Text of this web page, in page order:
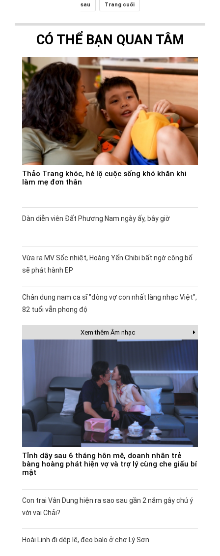
sau
Trang cuối
CÓ THỂ BẠN QUAN TÂM
Thảo Trang khóc, hé lộ cuộc sống khó khăn khi
làm mẹ đơn thân
Dàn diễn viên Đất Phương Nam ngày ấy, bây giờ
Vừa ra MV Sốc nhiệt, Hoàng Yến Chibi bất ngờ công bố
sẽ phát hành EP
Chân dung nam ca sĩ "đông vợ con nhất làng nhạc Việt",
82 tuổi vẫn phong độ
Xem thêm Âm nhạc
Tỉnh dậy sau 6 tháng hôn mê, doanh nhân trẻ
bàng hoàng phát hiện vợ và trợ lý cùng che giấu bí
mật
Con trai Vân Dung hiện ra sao sau gần 2 năm gây chú ý
với vai Chải?
Hoài Linh đi dép lê, đeo balo ở chợ Lý Sơn